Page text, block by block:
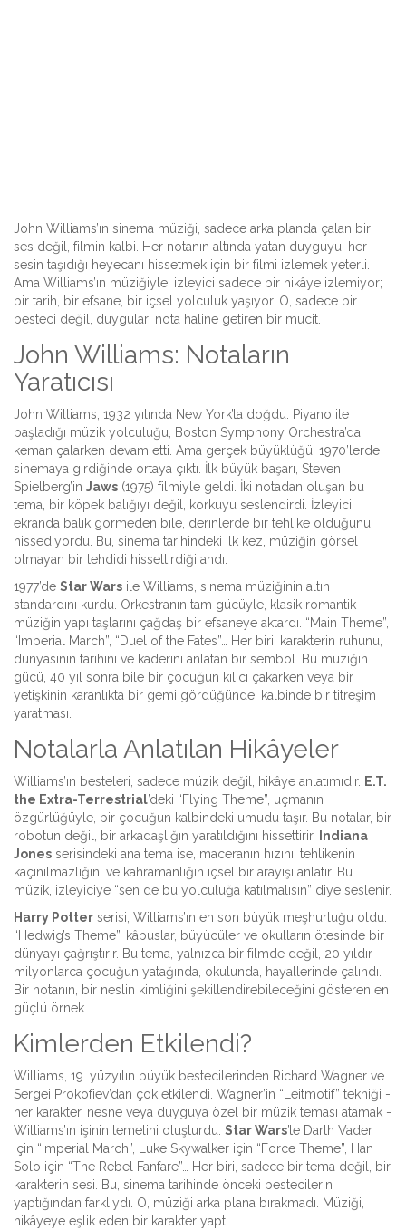
John Williams’ın sinema müziği, sadece arka planda çalan bir
ses değil, filmin kalbi. Her notanın altında yatan duyguyu, her
sesin taşıdığı heyecanı hissetmek için bir filmi izlemek yeterli.
Ama Williams’ın müziğiyle, izleyici sadece bir hikâye izlemiyor;
bir tarih, bir efsane, bir içsel yolculuk yaşıyor. O, sadece bir
besteci değil, duyguları nota haline getiren bir mucit.
John Williams: Notaların
Yaratıcısı
John Williams, 1932 yılında New York’ta doğdu. Piyano ile
başladığı müzik yolculuğu, Boston Symphony Orchestra’da
keman çalarken devam etti. Ama gerçek büyüklüğü, 1970’lerde
sinemaya girdiğinde ortaya çıktı. İlk büyük başarı, Steven
Spielberg’in Jaws (1975) filmiyle geldi. İki notadan oluşan bu
tema, bir köpek balığıyı değil, korkuyu seslendirdi. İzleyici,
ekranda balık görmeden bile, derinlerde bir tehlike olduğunu
hissediyordu. Bu, sinema tarihindeki ilk kez, müziğin görsel
olmayan bir tehdidi hissettirdiği andı.
1977’de Star Wars ile Williams, sinema müziğinin altın
standardını kurdu. Orkestranın tam gücüyle, klasik romantik
müziğin yapı taşlarını çağdaş bir efsaneye aktardı. “Main Theme”,
“Imperial March”, “Duel of the Fates”… Her biri, karakterin ruhunu,
dünyasının tarihini ve kaderini anlatan bir sembol. Bu müziğin
gücü, 40 yıl sonra bile bir çocuğun kılıcı çakarken veya bir
yetişkinin karanlıkta bir gemi gördüğünde, kalbinde bir titreşim
yaratması.
Notalarla Anlatılan Hikâyeler
Williams’ın besteleri, sadece müzik değil, hikâye anlatımıdır. E.T.
the Extra-Terrestrial’deki “Flying Theme”, uçmanın
özgürlüğüyle, bir çocuğun kalbindeki umudu taşır. Bu notalar, bir
robotun değil, bir arkadaşlığın yaratıldığını hissettirir.
Indiana
Jones serisindeki ana tema ise, maceranın hızını, tehlikenin
kaçınılmazlığını ve kahramanlığın içsel bir arayışı anlatır. Bu
müzik, izleyiciye “sen de bu yolculuğa katılmalısın” diye seslenir.
Harry Potter serisi, Williams’ın en son büyük meşhurluğu oldu.
“Hedwig’s Theme”, kâbuslar, büyücüler ve okulların ötesinde bir
dünyayı çağrıştırır. Bu tema, yalnızca bir filmde değil, 20 yıldır
milyonlarca çocuğun yatağında, okulunda, hayallerinde çalındı.
Bir notanın, bir neslin kimliğini şekillendirebileceğini gösteren en
güçlü örnek.
Kimlerden Etkilendi?
Williams, 19. yüzyılın büyük bestecilerinden Richard Wagner ve
Sergei Prokofiev’dan çok etkilendi. Wagner’in “Leitmotif” tekniği -
her karakter, nesne veya duyguya özel bir müzik teması atamak -
Williams’ın işinin temelini oluşturdu. Star Wars’te Darth Vader
için “Imperial March”, Luke Skywalker için “Force Theme”, Han
Solo için “The Rebel Fanfare”… Her biri, sadece bir tema değil, bir
karakterin sesi. Bu, sinema tarihinde önceki bestecilerin
yaptığından farklıydı. O, müziği arka plana bırakmadı. Müziği,
hikâyeye eşlik eden bir karakter yaptı.